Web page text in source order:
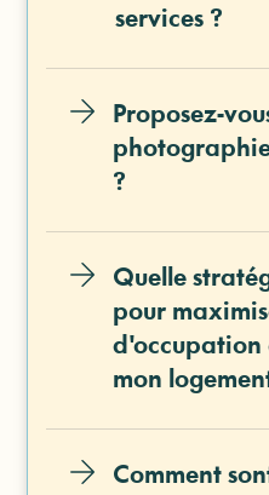
services ?
Proposez-
?
Quelle
pour
d'occupation
mon
Comment